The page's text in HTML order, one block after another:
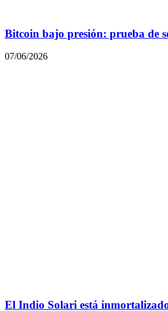
Bitcoin bajo presión: prueba de
07/06/2026
El Indio Solari está